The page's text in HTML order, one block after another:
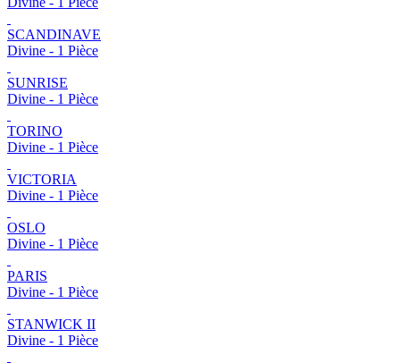
SCANDINAVE
Divine - 1 Pièce
SUNRISE
Divine - 1 Pièce
TORINO
Divine - 1 Pièce
VICTORIA
Divine - 1 Pièce
OSLO
Divine - 1 Pièce
PARIS
Divine - 1 Pièce
STANWICK II
Divine - 1 Pièce